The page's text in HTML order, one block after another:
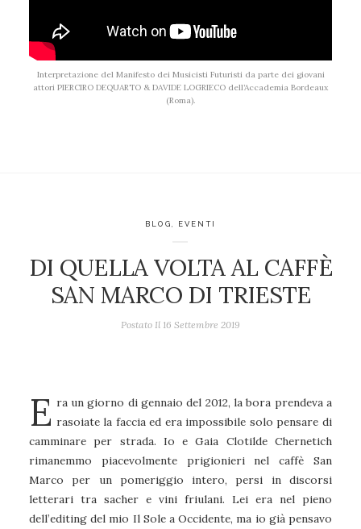
Interpretazione del Manifesto dei Musicisti Futuristi da parte dei giovani
attori PIERCIRO DEQUARTO & DAVIDE LOGRIECO dell’Accademia Bordeaux
(Roma).
BLOG, EVENTI
DI QUELLA VOLTA AL CAFFÈ
SAN MARCO DI TRIESTE
Postato Il 16 Settembre 2019
E ra un giorno di gennaio del 2012, la bora prendeva a
rasoiate la faccia ed era impossibile solo pensare di
camminare per strada. Io e Gaia Clotilde Chernetich
rimanemmo piacevolmente prigionieri nel caffè San
Marco per un pomeriggio intero, persi in discorsi
letterari tra sacher e vini friulani. Lei era nel pieno
dell’editing del mio Il Sole a Occidente, ma io già pensavo